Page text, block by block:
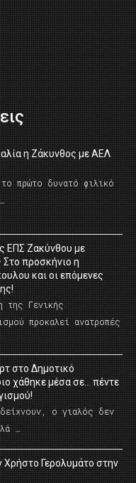
η Ζάκυνθος με ΑΕΛ
πρώτο δυνατό φιλικό
ΕΠΣ Ζακύνθου με
προσκήνιο η
και οι επόμενες
της Γενικής
προκαλεί ανατροπές
στο Δημοτικό
χάθηκε μέσα σε… πέντε
ο γιαλός δεν
…
Γερολυμάτο στην